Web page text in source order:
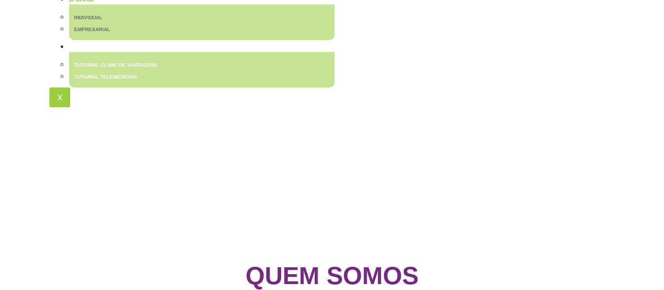
INDIVIDUAL
EMPRESARIAL
TUTORIAL CLUBE DE VANTAGENS
TUTORIAL TELEMEDICINA
X
QUEM SOMOS